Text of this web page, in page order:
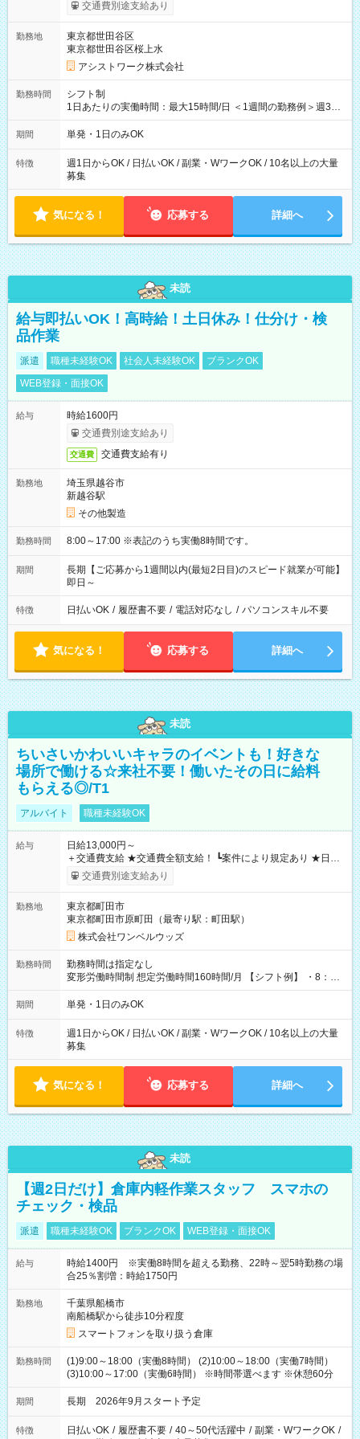
交通費別途支給あり
勤務地
東京都世田谷区
東京都世田谷区桜上水
アシストワーク株式会社
勤務時間
シフト制
1日あたりの実働時間：最大15時間/日 ＜1週間の勤務例＞週3回
勤務 勤務：月・水・金 休み：火・木・土・日 好きな時にお仕事
可能です！ ※1日あたりの最大実働時間は日勤、夜勤共に勤務し
期間 単発・1日のみOK
特徴
週1日からOK / 日払いOK / 副業・WワークOK / 10名以上の大量
募集
気になる！ 応募する 詳細へ
未読
給与即払いOK！高時給！土日休み！仕分け・検
品作業
派遣 職種未経験OK 社会人未経験OK
ブランクOK
WEB登録・面接OK
給与
時給1600円
交通費別途支給あり
交通費 交通費支給有り
勤務地
埼玉県越谷市
新越谷駅
その他製造
勤務時間 8:00～17:00 ※表記のうち実働8時間です。
期間
長期【ご応募から1週間以内(最短2日目)のスピード就業が可能】
即日～
特徴 日払いOK / 履歴書不要 / 電話対応なし / パソコンスキル不要
気になる！ 応募する 詳細へ
未読
ちいさいかわいいキャラのイベントも！好きな
場所で働ける☆来社不要！働いたその日に給料
もらえる◎/T1
アルバイト 職種未経験OK
給与
日給13,000円～
＋交通費支給 ★交通費全額支給！ ┗案件により規定あり ★日払
いOK！（規定あり） ┗働いたその日に現金GET♪ お仕事後はコ
ンビニATMから 日払い分を引き落とせます！ 【試用期間】試
交通費別途支給あり
勤務地
東京都町田市
東京都町田市原町田（最寄り駅：町田駅）
株式会社ワンベルウッズ
勤務時間
勤務時間は指定なし
変形労働時間制 想定労働時間160時間/月 【シフト例】 ・8：00
～21：00
期間 単発・1日のみOK
特徴
週1日からOK / 日払いOK / 副業・WワークOK / 10名以上の大量
募集
気になる！ 応募する 詳細へ
未読
【週2日だけ】倉庫内軽作業スタッフ スマホの
チェック・検品
派遣 職種未経験OK ブランクOK WEB登録・面接OK
給与
時給1400円 ※実働8時間を超える勤務、22時～翌5時勤務の場
合25％割増：時給1750円
勤務地
千葉県船橋市
南船橋駅から徒歩10分程度
スマートフォンを取り扱う倉庫
勤務時間
(1)9:00～18:00（実働8時間） (2)10:00～18:00（実働7時間）
(3)10:00～17:00（実働6時間） ※時間帯選べます ※休憩60分
期間 長期 2026年9月スタート予定
特徴 日払いOK / 履歴書不要 / 40～50代活躍中 / 副業・WワークOK /